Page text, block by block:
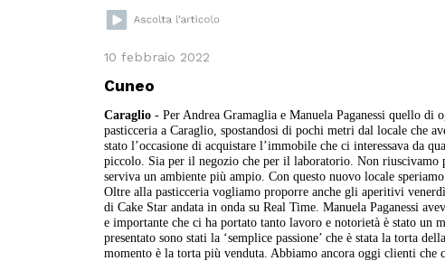
10 febbraio 2022
Cuneo
Caraglio - Per Andrea Gramaglia e Manuela Paganessi quello
pasticceria a Caraglio, spostandosi di pochi metri dal locale che
stato l’occasione di acquistare l’immobile che ci interessava da
piccolo. Sia per il negozio che per il laboratorio. Non riuscivamo
serviva un ambiente più ampio. Con questo nuovo locale
Oltre alla pasticceria vogliamo proporre anche gli aperitivi
di Cake Star andata in onda su Real Time. Manuela Paganessi
e importante che ci ha portato tanto lavoro e notorietà è stato
presentato sono stati la ‘semplice passione’ che è stata la torta
momento è la torta più venduta. Abbiamo ancora oggi clienti che